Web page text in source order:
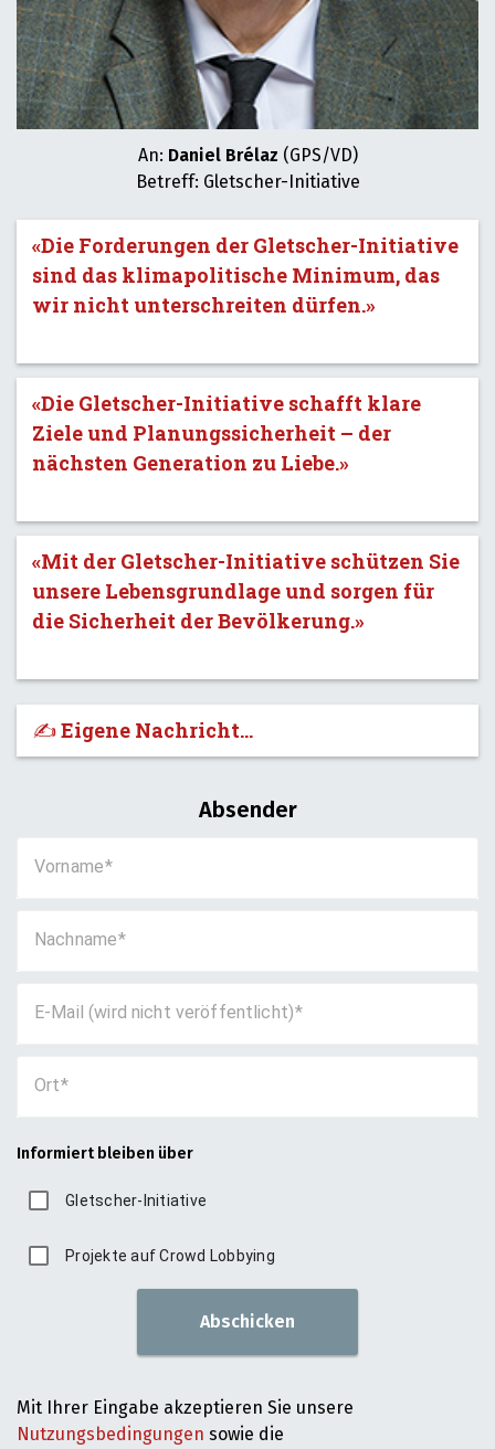
An: Daniel Brélaz (GPS/VD)
Betreff: Gletscher-Initiative
«Die Forderungen der Gletscher-Initiative
sind das klimapolitische Minimum, das
wir nicht unterschreiten dürfen.»
«Die Gletscher-Initiative schafft klare
Ziele und Planungssicherheit – der
nächsten Generation zu Liebe.»
«Mit der Gletscher-Initiative schützen Sie
unsere Lebensgrundlage und sorgen für
die Sicherheit der Bevölkerung.»
✍️ Eigene Nachricht...
Absender
Vorname
Nachname
E-Mail (wird nicht veröffentlicht)
Ort
Informiert bleiben über
Gletscher-Initiative
Projekte auf Crowd Lobbying
Abschicken
Mit Ihrer Eingabe akzeptieren Sie unsere
Nutzungsbedingungen sowie die